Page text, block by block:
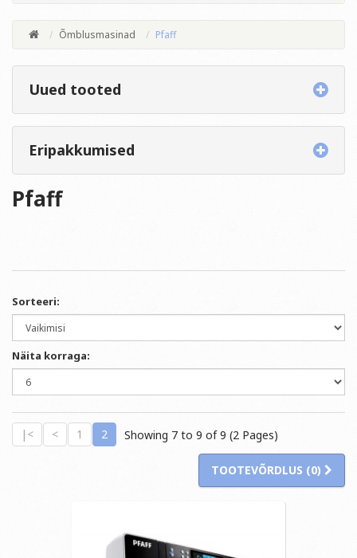
Õmblusmasinad Pfaff
Uued tooted
Eripakkumised
Pfaff
Sorteeri:
Näita korraga:
|< < 1 2 Showing 7 to 9 of 9 (2 Pages)
TOOTEVÕRDLUS (0)